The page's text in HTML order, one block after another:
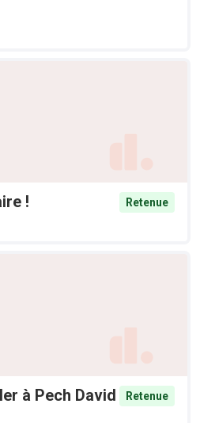
!
Retenue
à Pech David
Retenue